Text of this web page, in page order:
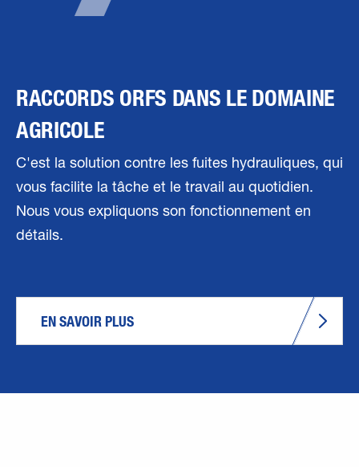
RACCORDS ORFS DANS LE DOMAINE
AGRICOLE
C'est la solution contre les fuites hydrauliques, qui
vous facilite la tâche et le travail au quotidien.
Nous vous expliquons son fonctionnement en
détails.
EN SAVOIR PLUS